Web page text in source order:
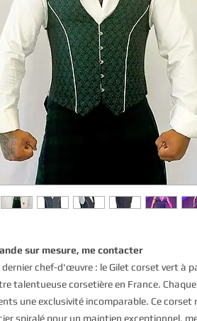
sur mesure, me contacter
dernier chef-d'œuvre : le Gilet corset vert à
talentueuse corsetière en France.
une exclusivité incomparable. Ce corset
spiralé pour un maintien exceptionnel,